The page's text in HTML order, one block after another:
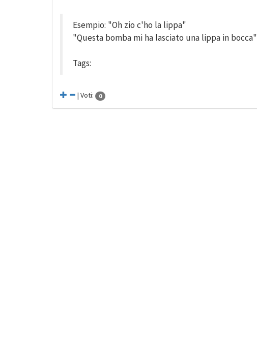
Esempio: "Oh zio c'ho la lippa"
"Questa bomba mi ha lasciato una lippa in bocca"
Tags:
| Voti: 0